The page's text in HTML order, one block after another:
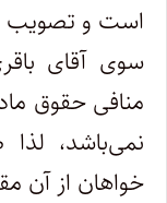
است و تصویب و
سوی آقای
منافی حقوق
نمی‌باشد،
خواهان از آن